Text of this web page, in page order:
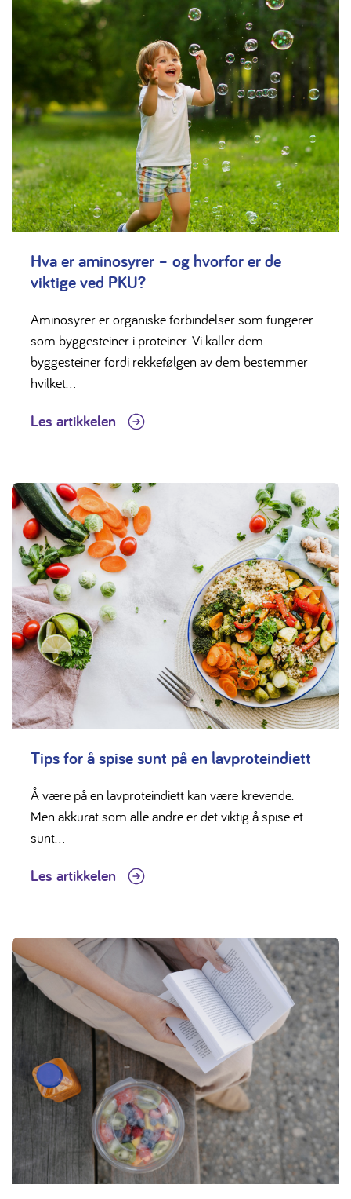
Hva er aminosyrer – og hvorfor er de
viktige ved PKU?
Aminosyrer er organiske forbindelser som fungerer
som byggesteiner i proteiner. Vi kaller dem
byggesteiner fordi rekkefølgen av dem bestemmer
hvilket...
Les artikkelen
Tips for å spise sunt på en lavproteindiett
Å være på en lavproteindiett kan være krevende.
Men akkurat som alle andre er det viktig å spise et
sunt...
Les artikkelen